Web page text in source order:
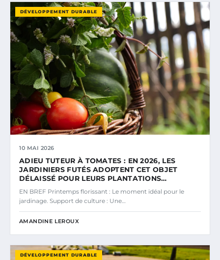
DÉVELOPPEMENT DURABLE
10 MAI 2026
ADIEU TUTEUR À TOMATES : EN 2026, LES
JARDINIERS FUTÉS ADOPTENT CET OBJET
DÉLAISSÉ POUR LEURS PLANTATIONS…
EN BREF Printemps florissant : Le moment idéal pour le
jardinage. Support de culture : Une…
AMANDINE LEROUX
DÉVELOPPEMENT DURABLE